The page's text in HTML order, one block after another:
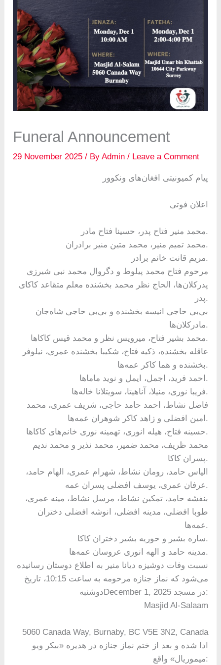
Funeral Announcement
29 November 2025/ By Admin/ Leave a Comment
پیام کمیونیتی افغان‌های ونکوور
اعلان فوتی
محمد منیر فتاح پدر، حسینا فتاح مادر.
محمد تمیم منیر، محمد متین منیر برادران.
مریم قانت خانم برادر.
مرحوم فتاح محمد پیلوط و دگروال محمد نبی شیرزی
پدرکلان‌ها، الحاج نظر محمد بخشنده معلم متقاعد کاکای
پدر.
بی‌بی حاجی انیسه بخشنده و بی‌بی حاجی شاه‌جان
مادرکلان‌ها.
محمد بشیر فتاح، میرویس نظر و محمد قیس کاکاها.
عاقله بخشنده، ذکیه فتاح، شکیبا بخشنده عمری، نیلوفر
بخشنده و هما کاکر عمه‌ها.
احمد فرید، اجمل، ایمل و نوید ماماها.
فریبا نوری، منیلا، آناهیتا، سویتلانا خاله‌ها.
فاضل نشاط، احمد حامد حاجی، شریف عمری، محمد
امین افضلی و زاهد کاکر شوهران عمه‌ها.
حسینه فتاح، هیله انوری، تهمینه نوری خانم‌های کاکاها.
محمد ظریف، محمد ضمیر، محمد نذیر و محمد ندیم
پسران کاکا.
الیاس حامد، رومان نشاط، شهرام عمری، الهام حامد،
عرفان عمری، یوسف افضلی پسران عمه.
بنفشه حامد، تمکین نشاط، مرسل نشاط، مینه عمری،
طوبا افضلی، مدینه افضلی، انوشه افضلی دختران
عمه‌ها.
ساره بشیر و حوریه بشیر دختران کاکا.
مدینه حامد و الهه انوری عروسان عمه‌ها.
نسبت وفات دوشیزه دیانا منیر به اطلاع دوستان رسانیده
می‌شود که نماز جنازه مرحومه به ساعت 10:15، تاریخ
دوشنبهDecember 1, 2025 در مسجد:
Masjid Al-Salaam
5060 Canada Way, Burnaby, BC V5E 3N2, Canada
ادا شده و بعد از ختم نماز جنازه در هدیره «بیکر ویو
میموریال» واقع: